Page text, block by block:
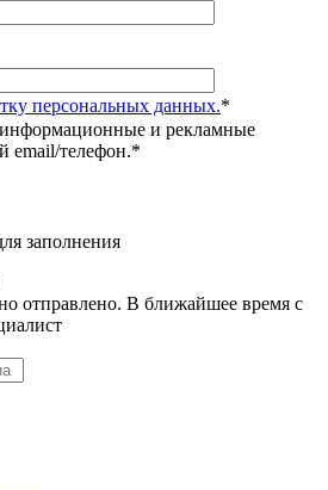
персональных данных.*
информационные и рекламные
email/телефон.*
заполнения
отправлено. В ближайшее время с